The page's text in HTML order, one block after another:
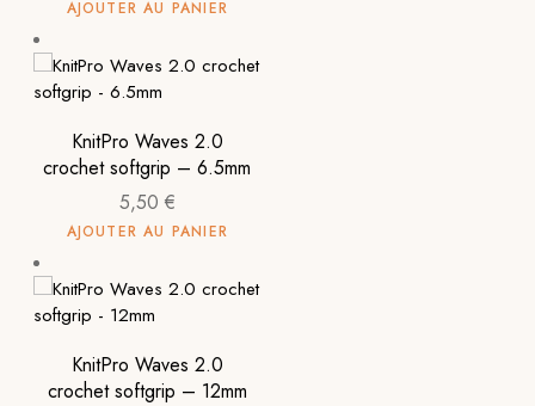
AJOUTER AU PANIER
KnitPro Waves 2.0
crochet softgrip – 6.5mm
5,50 €
AJOUTER AU PANIER
KnitPro Waves 2.0
crochet softgrip – 12mm